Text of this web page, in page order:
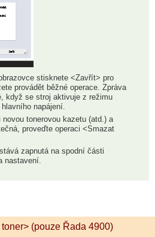
stisknete <Zavřít> pro
provádět běžné operace. Zpráva
když se stroj aktivuje z režimu
napájení.
tonerovou kazetu (atd.) a
proveďte operaci <Smazat
zapnutá na spodní části
nastavení.
(pouze Řada 4900)